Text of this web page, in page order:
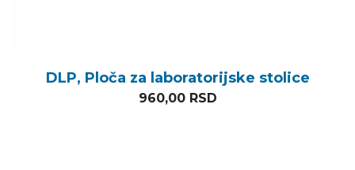
DLP, Ploča za laboratorijske stolice
960,00 RSD